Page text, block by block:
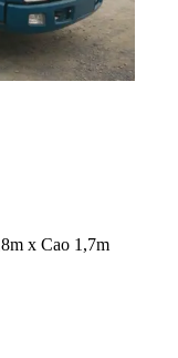
x Cao 1,7m